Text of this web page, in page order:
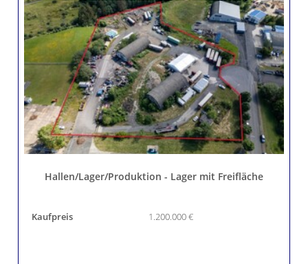
Hallen/Lager/Produktion - Lager mit Freifläche
Kaufpreis 1.200.000 €